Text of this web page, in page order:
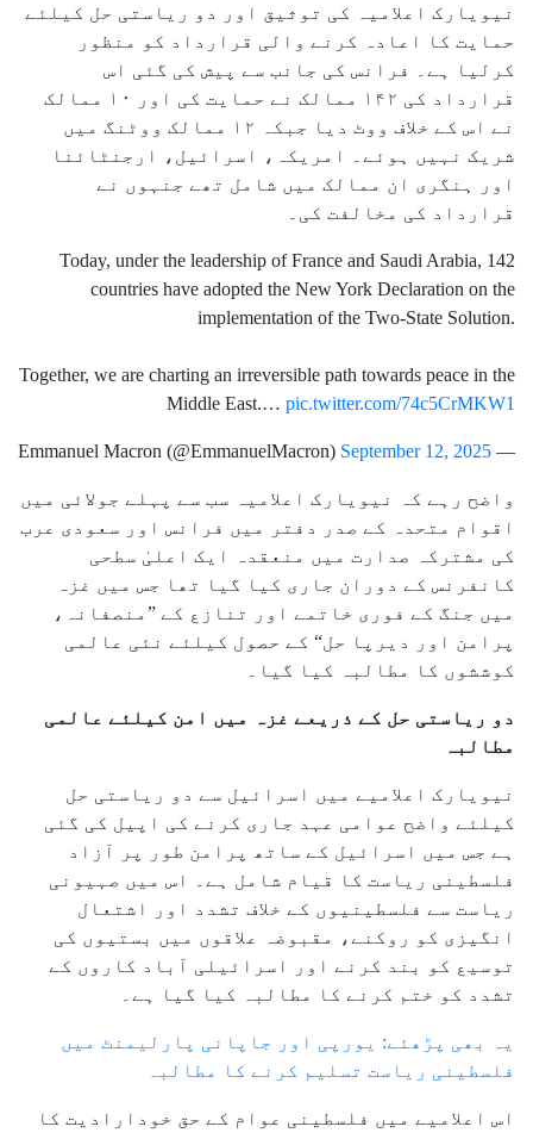
نیویارک اعلامیہ کی توثیق اور دو ریاستی حل کیلئے
حمایت کا اعادہ کرنے والی قرارداد کو منظور
کرلیا ہے۔ فرانس کی جانب سے پیش کی گئی اس
قرارداد کی ۱۴۲ ممالک نے حمایت کی اور ۱۰ ممالک
نے اس کے خلاف ووٹ دیا جبکہ ۱۲ ممالک ووٹنگ میں
شریک نہیں ہوئے۔ امریکہ، اسرائیل، ارجنٹائنا
اور ہنگری ان ممالک میں شامل تھے جنہوں نے
قرارداد کی مخالفت کی۔
Today, under the leadership of France and Saudi Arabia, 142
countries have adopted the New York Declaration on the
implementation of the Two-State Solution.
Together, we are charting an irreversible path towards peace in the
Middle East.… pic.twitter.com/74c5CrMKW1
— Emmanuel Macron (@EmmanuelMacron)
September 12, 2025
واضح رہے کہ نیویارک اعلامیہ سب سے پہلے جولائی میں
اقوام متحدہ کے صدر دفتر میں فرانس اور سعودی عرب
کی مشترکہ صدارت میں منعقدہ ایک اعلیٰ سطحی
کانفرنس کے دوران جاری کیا گیا تھا جس میں غزہ
میں جنگ کے فوری خاتمے اور تنازع کے ”منصفانہ،
پرامن اور دیرپا حل“ کے حصول کیلئے نئی عالمی
کوششوں کا مطالبہ کیا گیا۔
دو ریاستی حل کے ذریعے غزہ میں امن کیلئے عالمی
مطالبہ
نیویارک اعلامیے میں اسرائیل سے دو ریاستی حل
کیلئے واضح عوامی عہد جاری کرنے کی اپیل کی گئی
ہے جس میں اسرائیل کے ساتھ پرامن طور پر آزاد
فلسطینی ریاست کا قیام شامل ہے۔ اس میں صہیونی
ریاست سے فلسطینیوں کے خلاف تشدد اور اشتعال
انگیزی کو روکنے، مقبوضہ علاقوں میں بستیوں کی
توسیع کو بند کرنے اور اسرائیلی آباد کاروں کے
تشدد کو ختم کرنے کا مطالبہ کیا گیا ہے۔
یہ بھی پڑھئے: یورپی اور جاپانی پارلیمنٹ میں
فلسطینی ریاست تسلیم کرنے کا مطالبہ
اس اعلامیے میں فلسطینی عوام کے حق خودارادیت کا